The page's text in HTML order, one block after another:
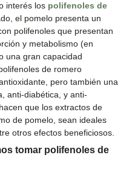
interés los polifenoles de
el pomelo presenta un
polifenoles que presentan
y metabolismo (en
una gran capacidad
de romero
pero también una
anti-diabética, y anti-
que los extractos de
de pomelo, sean ideales
otros efectos beneficiosos.
tomar polifenoles de